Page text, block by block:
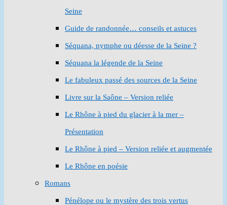
Seine
Guide de randonnée… conseils et astuces
Séquana, nymphe ou déesse de la Seine ?
Séquana la légende de la Seine
Le fabuleux passé des sources de la Seine
Livre sur la Saône – Version reliée
Le Rhône à pied du glacier à la mer –
Présentation
Le Rhône à pied – Version reliée et augmentée
Le Rhône en poésie
Romans
Pénélope ou le mystère des trois vertus